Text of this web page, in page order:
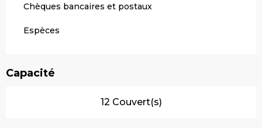
Chèques bancaires et postaux
Espèces
Capacité
12 Couvert(s)